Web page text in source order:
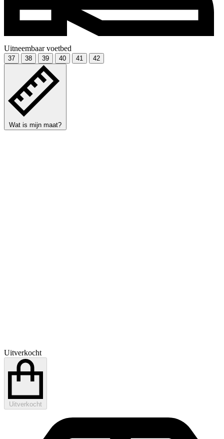
Uitneembaar voetbed
37 38 39 40 41 42
Wat is mijn maat?
Uitverkocht
Uitverkocht